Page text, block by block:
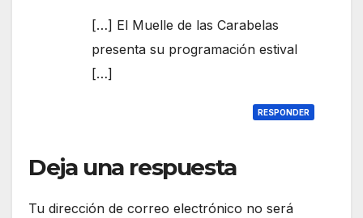
[…] El Muelle de las Carabelas
presenta su programación estival
[…]
RESPONDER
Deja una respuesta
Tu dirección de correo electrónico no será